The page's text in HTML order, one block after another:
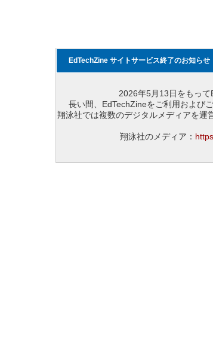
EdTechZine サイトサービス終了のお知らせ
2026年5月13日をもって
長い間、EdTechZineをご利用および
翔泳社では複数のデジタルメディアを運
翔泳社のメディア：